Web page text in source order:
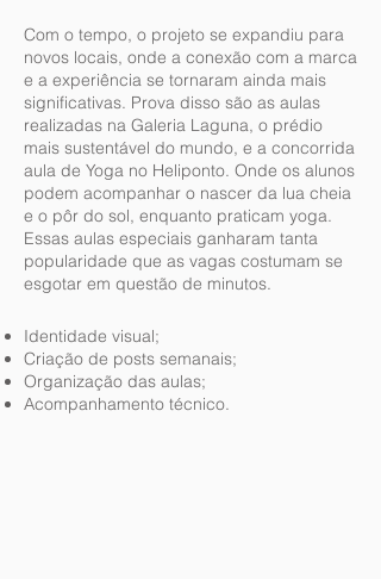
Com o tempo, o projeto se expandiu para
novos locais, onde a conexão com a marca
e a experiência se tornaram ainda mais
significativas. Prova disso são as aulas
realizadas na Galeria Laguna, o prédio
mais sustentável do mundo, e a concorrida
aula de Yoga no Heliponto. Onde os alunos
podem acompanhar o nascer da lua cheia
e o pôr do sol, enquanto praticam yoga.
Essas aulas especiais ganharam tanta
popularidade que as vagas costumam se
esgotar em questão de minutos.
Identidade visual;
Criação de posts semanais;
Organização das aulas;
Acompanhamento técnico.